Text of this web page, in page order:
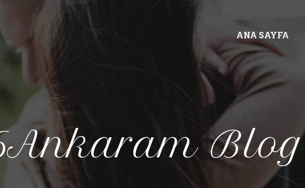
ANA SAYFA
Blog